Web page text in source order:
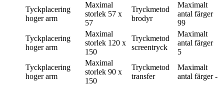
Tyckplacering
hoger arm
Maximal
storlek 57 x
57
Tryckmetod
brodyr
Maximalt
antal färger
99
Tyckplacering
hoger arm
Maximal
storlek 120 x
150
Tryckmetod
screentryck
Maximalt
antal färger
5
Tyckplacering
hoger arm
Maximal
storlek 90 x
150
Tryckmetod
transfer
Maximalt
antal färger -